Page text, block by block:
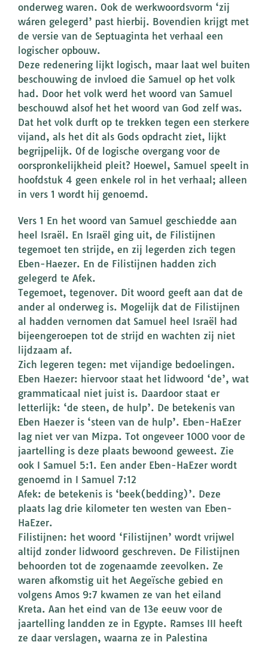
onderweg waren. Ook de werkwoordsvorm ‘zij
wáren gelegerd’ past hierbij. Bovendien krijgt met
de versie van de Septuaginta het verhaal een
logischer opbouw.
Deze redenering lijkt logisch, maar laat wel buiten
beschouwing de invloed die Samuel op het volk
had. Door het volk werd het woord van Samuel
beschouwd alsof het het woord van God zelf was.
Dat het volk durft op te trekken tegen een sterkere
vijand, als het dit als Gods opdracht ziet, lijkt
begrijpelijk. Of de logische overgang voor de
oorspronkelijkheid pleit? Hoewel, Samuel speelt in
hoofdstuk 4 geen enkele rol in het verhaal; alleen
in vers 1 wordt hij genoemd.
Vers 1 En het woord van Samuel geschiedde aan
heel Israël. En Israël ging uit, de Filistijnen
tegemoet ten strijde, en zij legerden zich tegen
Eben-Haezer. En de Filistijnen hadden zich
gelegerd te Afek.
Tegemoet, tegenover. Dit woord geeft aan dat de
ander al onderweg is. Mogelijk dat de Filistijnen
al hadden vernomen dat Samuel heel Israël had
bijeengeroepen tot de strijd en wachten zij niet
lijdzaam af.
Zich legeren tegen: met vijandige bedoelingen.
Eben Haezer: hiervoor staat het lidwoord ‘de’, wat
grammaticaal niet juist is. Daardoor staat er
letterlijk: ‘de steen, de hulp’. De betekenis van
Eben Haezer is ‘steen van de hulp’. Eben-HaEzer
lag niet ver van Mizpa. Tot ongeveer 1000 voor de
jaartelling is deze plaats bewoond geweest. Zie
ook I Samuel 5:1. Een ander Eben-HaEzer wordt
genoemd in I Samuel 7:12
Afek: de betekenis is ‘beek(bedding)’. Deze
plaats lag drie kilometer ten westen van Eben-
HaEzer.
Filistijnen: het woord ‘Filistijnen’ wordt vrijwel
altijd zonder lidwoord geschreven. De Filistijnen
behoorden tot de zogenaamde zeevolken. Ze
waren afkomstig uit het Aegeïsche gebied en
volgens Amos 9:7 kwamen ze van het eiland
Kreta. Aan het eind van de 13e eeuw voor de
jaartelling landden ze in Egypte. Ramses III heeft
ze daar verslagen, waarna ze in Palestina